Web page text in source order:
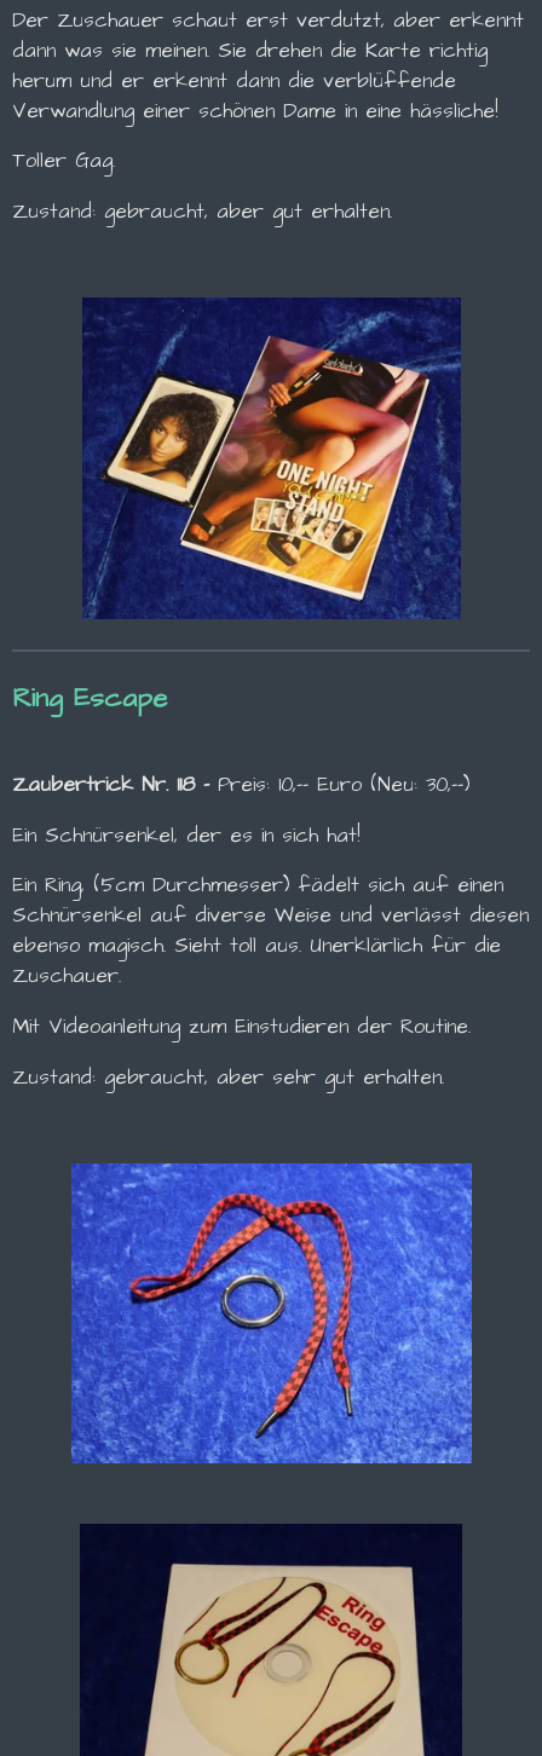
Der Zuschauer schaut erst verdutzt, aber erkennt
dann was sie meinen. Sie drehen die Karte richtig
herum und er erkennt dann die verblüffende
Verwandlung einer schönen Dame in eine hässliche!
Toller Gag.
Zustand: gebraucht, aber gut erhalten.
Ring Escape
Zaubertrick Nr. 118 - Preis: 10,-- Euro (Neu: 30,--)
Ein Schnürsenkel, der es in sich hat!
Ein Ring, (5cm Durchmesser) fädelt sich auf einen
Schnürsenkel auf diverse Weise und verlässt diesen
ebenso magisch. Sieht toll aus. Unerklärlich für die
Zuschauer.
Mit Videoanleitung zum Einstudieren der Routine.
Zustand: gebraucht, aber sehr gut erhalten.